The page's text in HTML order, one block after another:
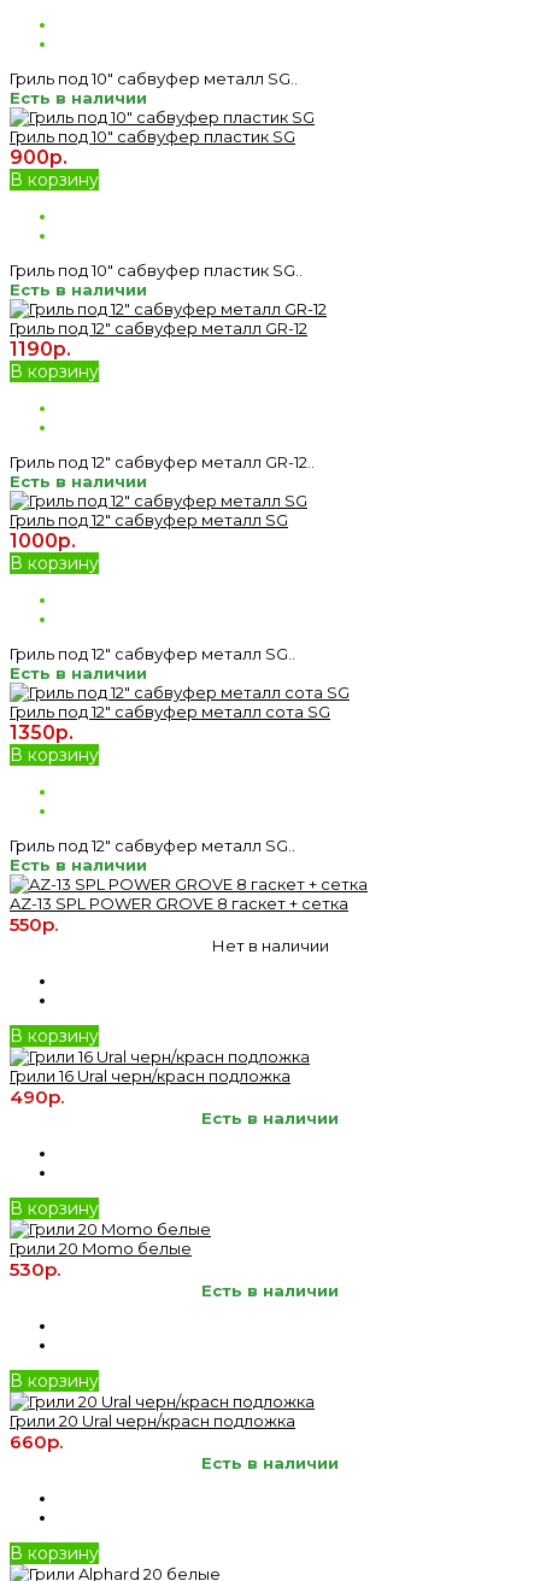
Гриль под 10" сабвуфер металл SG..
Есть в наличии
Гриль под 10" сабвуфер пластик SG
900р.
В корзину
Гриль под 10" сабвуфер пластик SG..
Есть в наличии
Гриль под 12" сабвуфер металл GR-12
1190р.
В корзину
Гриль под 12" сабвуфер металл GR-12..
Есть в наличии
Гриль под 12" сабвуфер металл SG
1000р.
В корзину
Гриль под 12" сабвуфер металл SG..
Есть в наличии
Гриль под 12" сабвуфер металл сота SG
1350р.
В корзину
Гриль под 12" сабвуфер металл SG..
Есть в наличии
AZ-13 SPL POWER GROVE 8 гаскет + сетка
550р.
Нет в наличии
В корзину
Грили 16 Ural черн/красн подложка
490р.
Есть в наличии
В корзину
Грили 20 Momo белые
530р.
Есть в наличии
В корзину
Грили 20 Ural черн/красн подложка
660р.
Есть в наличии
В корзину